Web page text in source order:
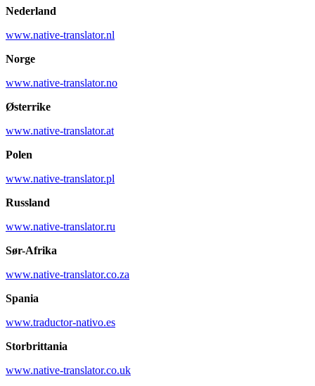
Nederland
www.native-translator.nl
Norge
www.native-translator.no
Østerrike
www.native-translator.at
Polen
www.native-translator.pl
Russland
www.native-translator.ru
Sør-Afrika
www.native-translator.co.za
Spania
www.traductor-nativo.es
Storbrittania
www.native-translator.co.uk